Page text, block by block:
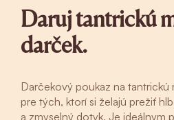
Daruj tantrickú
darček.
Darčekový poukaz na tantrickú
pre tých, ktorí si želajú prežiť
a zmyselný dotyk. Je ideálnym